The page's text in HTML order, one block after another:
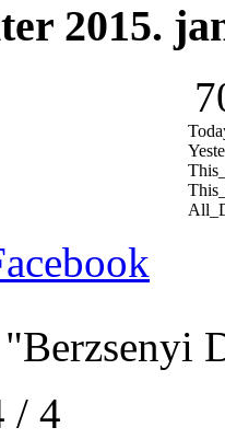
2015.
"Berzsenyi
/ 4